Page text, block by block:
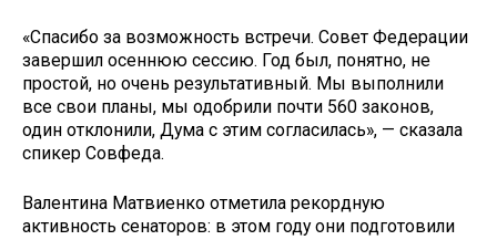
«Спасибо за возможность встречи. Совет Федерации
завершил осеннюю сессию. Год был, понятно, не
простой, но очень результативный. Мы выполнили
все свои планы, мы одобрили почти 560 законов,
один отклонили, Дума с этим согласилась», — сказала
спикер Совфеда.
Валентина Матвиенко отметила рекордную
активность сенаторов: в этом году они подготовили